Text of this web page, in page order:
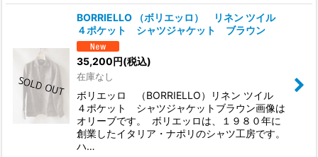
BORRIELLO （ボリエッロ） リネン ツイル
４ポケット シャツジャケット ブラウン
35,200円(税込)
在庫なし
ボリエッロ （BORRIELLO）リネン ツイル
４ポケット シャツジャケットブラウン画像は
オリーブです。 ボリエッロは、１９８０年に
創業したイタリア・ナポリのシャツ工房です。
ハ…